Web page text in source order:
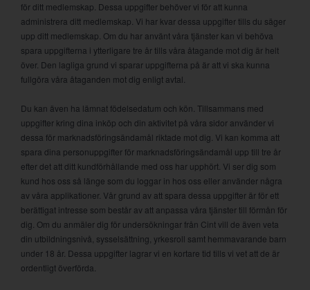
för ditt medlemskap. Dessa uppgifter behöver vi för att kunna
administrera ditt medlemskap. Vi har kvar dessa uppgifter tills du säger
upp ditt medlemskap. Om du har använt våra tjänster kan vi behöva
spara uppgifterna i ytterligare tre år tills våra åtagande mot dig är helt
över. Den lagliga grund vi sparar uppgifterna på är att vi ska kunna
fullgöra våra åtaganden mot dig enligt avtal.
Du kan även ha lämnat födelsedatum och kön. Tillsammans med
uppgifter kring dina inköp och din aktivitet på våra sidor använder vi
dessa för marknadsföringsändamål riktade mot dig. Vi kan komma att
spara dina personuppgifter för marknadsföringsändamål upp till tre år
efter det att ditt kundförhållande med oss har upphört. Vi ser dig som
kund hos oss så länge som du loggar in hos oss eller använder några
av våra applikationer. Vår grund av att spara dessa uppgifter är för ett
berättigat intresse som består av att anpassa våra tjänster till förmån för
dig. Om du anmäler dig för undersökningar från Cint vill de även veta
din utbildningsnivå, sysselsättning, yrkesroll samt hemmavarande barn
under 18 år. Dessa uppgifter lagrar vi en kortare tid tills vi vet att de är
ordentligt överförda.